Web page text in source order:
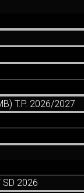
T.P. 2026/2027
SD 2026